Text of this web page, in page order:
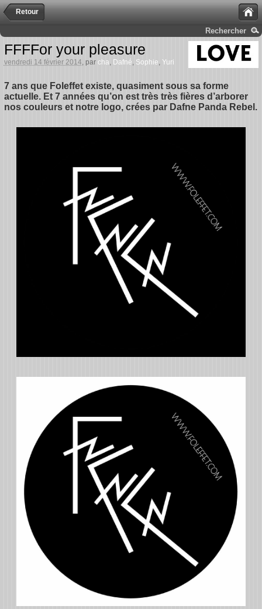
Retour
Rechercher
FFFFor your pleasure
vendredi 14 février 2014 , par cha Dafné Sophie Yuri
7 ans que Foleffet existe, quasiment sous sa forme
actuelle. Et 7 années qu’on est très très fières d’arborer
nos couleurs et notre logo, crées par Dafne Panda Rebel.